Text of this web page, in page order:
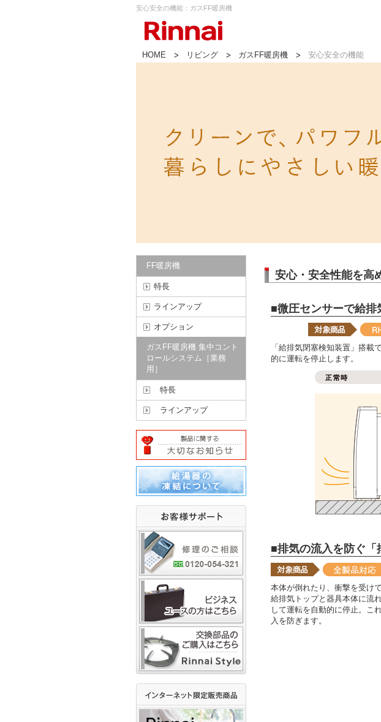
安心安全の機能：ガスFF暖房機
HOME リビング ガスFF暖房機 安心安全の機能
安心・安全性能を高
■微圧センサーで給排
「給排気閉塞検知装置」搭
的に運転を停止します。
■排気の流入を防ぐ「
本体が倒れたり、衝撃を受け
給排気トップと器具本体に流
して運転を自動的に停止。こ
入を防ぎます。
FF暖房機
特長
ラインアップ
オプション
ガスFF暖房機 集中コント
ロールシステム［業務
用］
特長
ラインアップ